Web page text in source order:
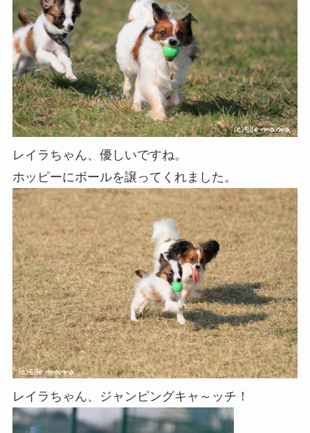
レイラちゃん、優しいですね。
ホッピーにボールを譲ってくれました。
レイラちゃん、ジャンピングキャ～ッチ！